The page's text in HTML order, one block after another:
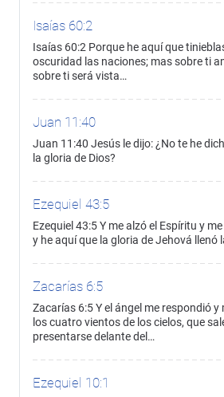
Isaías 60:2
Isaías 60:2 Porque he aquí que
oscuridad las naciones; mas sobre ti
sobre ti será vista…
Juan 11:40
Juan 11:40 Jesús le dijo: ¿No te he
la gloria de Dios?
Ezequiel 43:5
Ezequiel 43:5 Y me alzó el Espíritu y
y he aquí que la gloria de Jehová llenó
Zacarías 6:5
Zacarías 6:5 Y el ángel me respondió y
los cuatro vientos de los cielos, que
presentarse delante del…
Ezequiel 10:1